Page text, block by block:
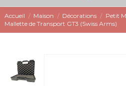
Accueil Maison Décorations Petit
Mallette de Transport GT3 (Swiss Arms)